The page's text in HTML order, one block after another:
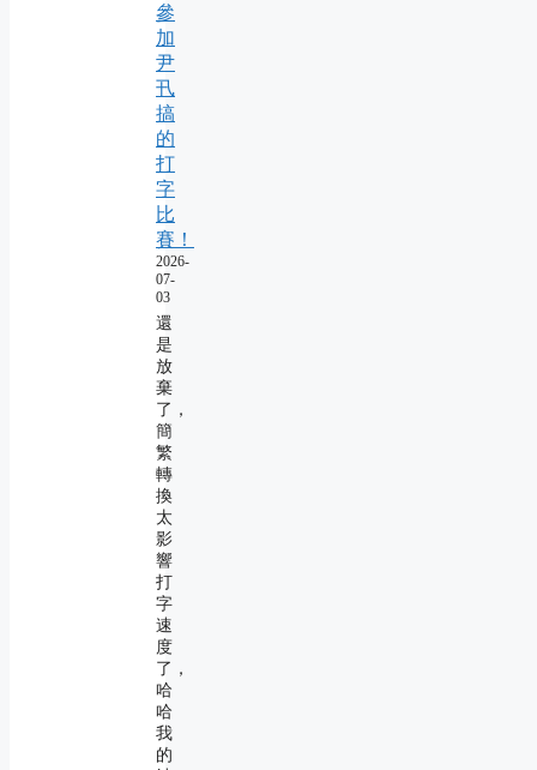
參
加
尹
卂
搞
的
打
字
比
賽！
2026-
07-
03
還
是
放
棄
了，
簡
繁
轉
換
太
影
響
打
字
速
度
了，
哈
哈
我
的